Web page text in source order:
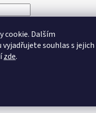
cookie. Dalším
souhlas s jejich
zde.